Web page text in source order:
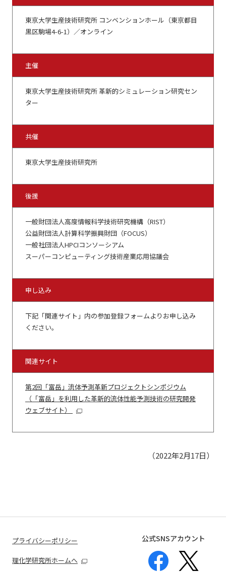
東京大学生産技術研究所 コンベンションホール（東京都目
黒区駒場4-6-1）／オンライン
主催
東京大学生産技術研究所 革新的シミュレーション研究セン
ター
共催
東京大学生産技術研究所
後援
一般財団法人高度情報科学技術研究機構（RIST）
公益財団法人計算科学振興財団（FOCUS）
一般社団法人HPCIコンソーシアム
スーパーコンピューティング技術産業応用協議会
申し込み
下記「関連サイト」内の参加登録フォームよりお申し込み
ください。
関連サイト
第2回「富岳」流体予測革新プロジェクトシンポジウム
（「富岳」を利用した革新的流体性能予測技術の研究開発
ウェブサイト）
（2022年2月17日）
プライバシーポリシー
理化学研究所ホームへ
公式SNSアカウント